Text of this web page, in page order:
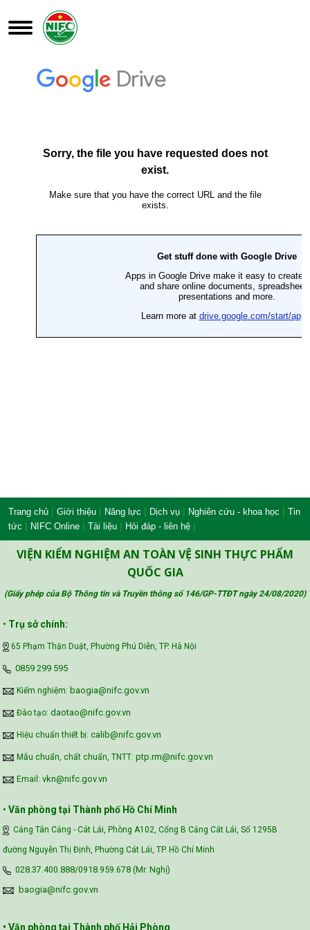
Trang chủ | Giới thiệu | Năng lực | Dịch vụ | Nghiên cứu - khoa học | Tin
tức | NIFC Online | Tài liệu | Hỏi đáp - liên hệ |
VIỆN KIỂM NGHIỆM AN TOÀN VỆ SINH THỰC PHẨM
QUỐC GIA
(Giấy phép của Bộ Thông tin và Truyền thông số 146/GP-TTĐT ngày 24/08/2020)
• Trụ sở chính:
65 Phạm Thận Duật, Phường Phú Diễn, TP. Hà Nội
‪0859 299 595‬
Kiểm nghiệm: baogia@nifc.gov.vn
Đào tạo: daotao@nifc.gov.vn
Hiệu chuẩn thiết bị: calib@nifc.gov.vn
Mẫu chuẩn, chất chuẩn, TNTT: ptp.rm@nifc.gov.vn
Email: vkn@nifc.gov.vn
• Văn phòng tại Thành phố Hồ Chí Minh
Cảng Tân Cảng - Cát Lái, Phòng A102, Cổng B Cảng Cát Lái, Số 1295B
đường Nguyễn Thị Định, Phường Cát Lái, TP. Hồ Chí Minh
028.37.400.888/0918.959.678 (Mr. Nghị)
baogia@nifc.gov.vn
• Văn phòng tại Thành phố Hải Phòng